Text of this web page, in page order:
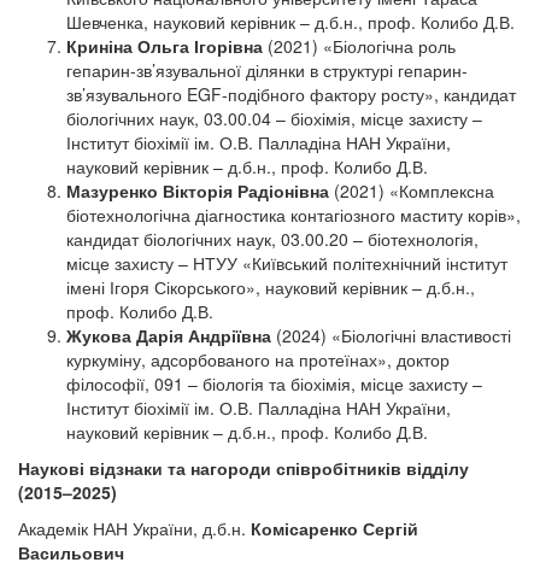
Шевченка, науковий керівник – д.б.н., проф. Колибо Д.В.
Криніна Ольга Ігорівна (2021) «Біологічна роль
гепарин-зв’язувальної ділянки в структурі гепарин-
зв’язувального EGF-подібного фактору росту», кандидат
біологічних наук, 03.00.04 – біохімія, місце захисту –
Інститут біохімії ім. О.В. Палладіна НАН України,
науковий керівник – д.б.н., проф. Колибо Д.В.
Мазуренко Вікторія Радіонівна (2021) «Комплексна
біотехнологічна діагностика контагіозного маститу корів»,
кандидат біологічних наук, 03.00.20 – біотехнологія,
місце захисту – НТУУ «Київський політехнічний інститут
імені Ігоря Сікорського», науковий керівник – д.б.н.,
проф. Колибо Д.В.
Жукова Дарія Андріївна (2024) «Біологічні властивості
куркуміну, адсорбованого на протеїнах», доктор
філософії, 091 – біологія та біохімія, місце захисту –
Інститут біохімії ім. О.В. Палладіна НАН України,
науковий керівник – д.б.н., проф. Колибо Д.В.
Наукові відзнаки та нагороди співробітників відділу
(2015–2025)
Академік НАН України, д.б.н. Комісаренко Сергій
Васильович